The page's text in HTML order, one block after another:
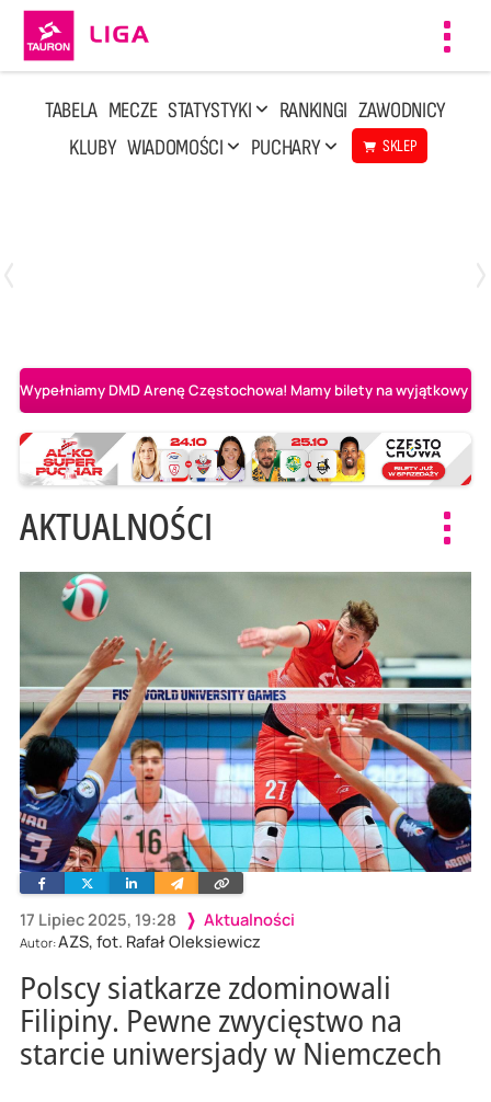
TABELA MECZE STATYSTYKI RANKINGI ZAWODNICY
KLUBY WIADOMOŚCI PUCHARY SKLEP
Wypełniamy DMD Arenę Częstochowa! Mamy bilety na wyjątkowy
AKTUALNOŚCI
17 Lipiec 2025, 19:28 Aktualności
Autor:AZS, fot. Rafał Oleksiewicz
FacebookTwitterLinkedinWyślij
e-
Skopiuj
link
Polscy siatkarze zdominowali
Filipiny. Pewne zwycięstwo na
starcie uniwersjady w Niemczech